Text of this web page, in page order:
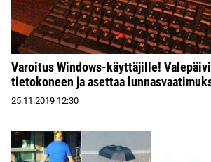
Varoitus Windows-käyttäjille!
tietokoneen ja asettaa
25.11.2019 12:30